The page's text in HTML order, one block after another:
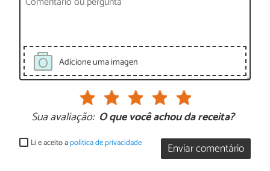
Adicione uma imagen
Sua avaliação: O que você achou da receita?
Enviar comentário
Li e aceito apolítica de privacidade